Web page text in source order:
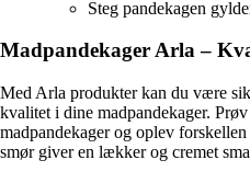
Steg pandekagen
Madpandekager Arla –
Med Arla produkter kan du være
kvalitet i dine madpandekager.
madpandekager og oplev
smør giver en lækker og cremet